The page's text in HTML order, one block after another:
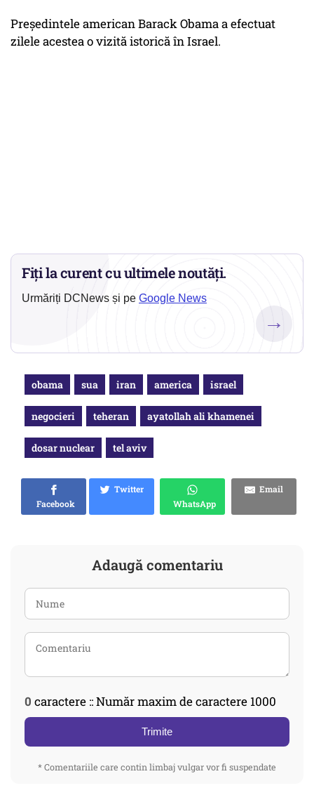
Președintele american Barack Obama a efectuat
zilele acestea o vizită istorică în Israel.
Fiți la curent cu ultimele noutăți.
Urmăriți DCNews și pe Google News
→
obama sua iran america israel
negocieri teheran ayatollah ali khamenei
dosar nuclear tel aviv
Facebook
Twitter
WhatsApp
Email
Adaugă comentariu
0 caractere :: Număr maxim de caractere 1000
Trimite
* Comentariile care contin limbaj vulgar vor fi suspendate